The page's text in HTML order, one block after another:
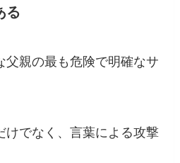
る
父親の最も危険で明確なサ
けでなく、言葉による攻撃